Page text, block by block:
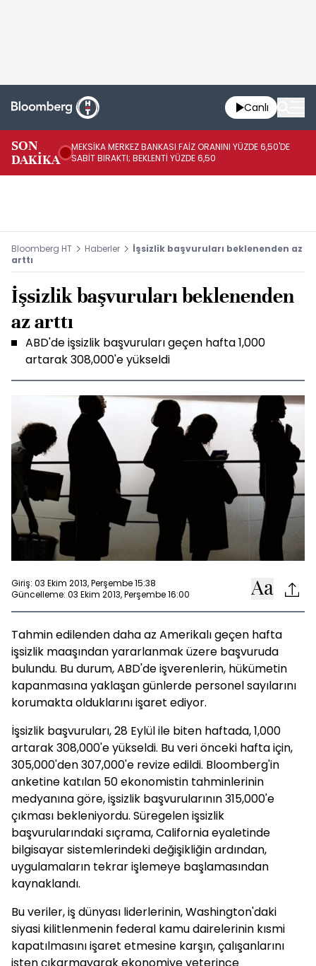
Canlı
SON
DAKİKA
MEKSİKA MERKEZ BANKASI FAİZ ORANINI YÜZDE 6,50'DE
SABİT BIRAKTI; BEKLENTİ YÜZDE 6,50
Bloomberg HT Haberler
İşsizlik başvuruları beklenenden az
arttı
İşsizlik başvuruları beklenenden
az arttı
ABD'de işsizlik başvuruları geçen hafta 1,000
artarak 308,000'e yükseldi
Giriş: 03 Ekim 2013, Perşembe 15:38
Güncelleme: 03 Ekim 2013, Perşembe 16:00
Tahmin edilenden daha az Amerikalı geçen hafta
işsizlik maaşından yararlanmak üzere başvuruda
bulundu. Bu durum, ABD'de işverenlerin, hükümetin
kapanmasına yaklaşan günlerde personel sayılarını
korumakta olduklarını işaret ediyor.
İşsizlik başvuruları, 28 Eylül ile biten haftada, 1,000
artarak 308,000'e yükseldi. Bu veri önceki hafta için,
305,000'den 307,000'e revize edildi. Bloomberg'in
anketine katılan 50 ekonomistin tahminlerinin
medyanına göre, işsizlik başvurularının 315,000'e
çıkması bekleniyordu. Süregelen işsizlik
başvurularındaki sıçrama, California eyaletinde
bilgisayar sistemlerindeki değişikliğin ardından,
uygulamaların tekrar işlemeye başlamasından
kaynaklandı.
Bu veriler, iş dünyası liderlerinin, Washington'daki
siyasi kilitlenmenin federal kamu dairelerinin kısmi
kapatılmasını işaret etmesine karşın, çalışanlarını